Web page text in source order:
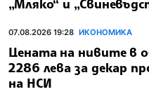
„Мляко“ и
07.08.2026 19:28 ИКОНОМИКА
Цената на нивите в
2286 лева за декар
на НСИ